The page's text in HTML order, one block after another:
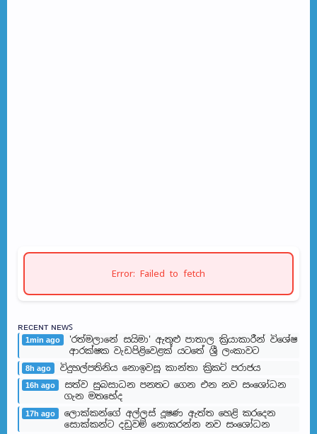
Error: Failed to fetch
ʀᴇᴄᴇɴᴛ ɴᴇᴡꜱ
1min ago
'රත්මලානේ සයිමා' ඇතුළු පාතාල ක්‍රියාකාරීන් විශේෂ
ආරක්ෂක වැඩපිළිවෙළක් යටතේ ශ්‍රී ලංකාවට
8h ago විදුහල්පතිනිය නොඉවසූ කාන්තා ක්‍රිකට් පරාජය
16h ago
සත්ව සුබසාධන පනතට ගෙන එන නව සංශෝධන
ගැන මතභේ​ද
17h ago
ලොක්කන්ගේ අල්ලස් දූෂණ ඇත්ත හෙළි කරදෙන
සොක්කන්ට දඩුවම් නොකරන්න නව සංශෝධන